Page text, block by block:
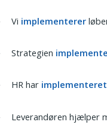
Vi implementerer
Strategien
HR har implementeret
Leverandøren hjælper